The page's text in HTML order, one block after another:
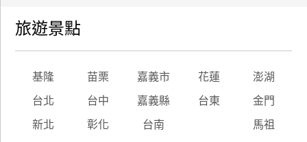
旅遊景點
基隆 苗栗 嘉義市 花蓮 澎湖
台北 台中 嘉義縣 台東 金門
新北 彰化 台南 馬祖